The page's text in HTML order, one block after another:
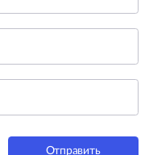
Отправить